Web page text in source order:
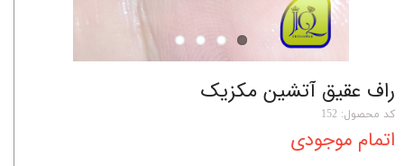
راف عقیق آتشین مکزیک
کد محصول: 152
اتمام موجودی